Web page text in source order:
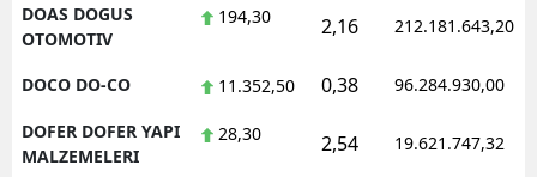
DOAS DOGUS
OTOMOTIV
194,30 2,16 212.181.643,20
DOCO DO-CO 11.352,50 0,38 96.284.930,00
DOFER DOFER YAPI
MALZEMELERI
28,30 2,54 19.621.747,32